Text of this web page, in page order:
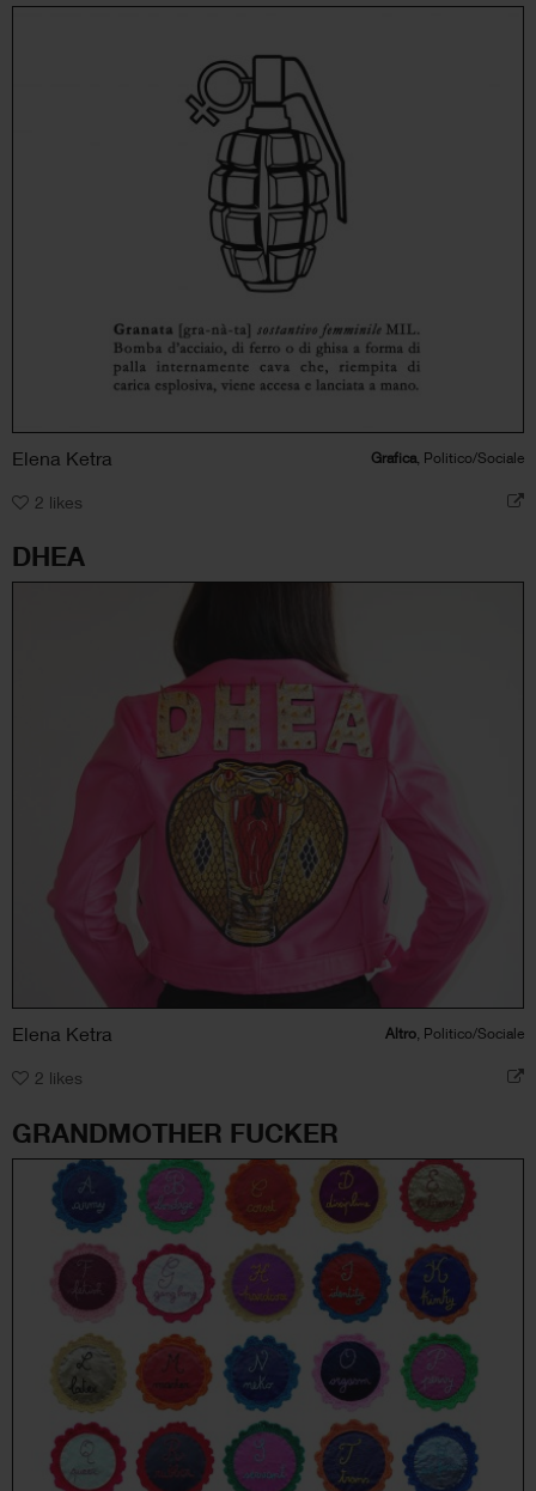
Elena Ketra Grafica , Politico/Sociale
2 likes
DHEA
Elena Ketra Altro , Politico/Sociale
2 likes
GRANDMOTHER FUCKER